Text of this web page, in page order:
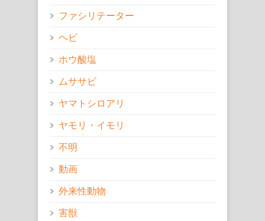
ファシリテーター
ヘビ
ホウ酸塩
ムササビ
ヤマトシロアリ
ヤモリ・イモリ
不明
動画
外来性動物
害獣